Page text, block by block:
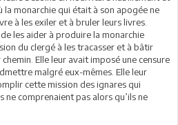
monarchie qui était à son apogée ne
à les exiler et à bruler leurs livres.
les aider à produire la monarchie
du clergé à les tracasser et à bâtir
Elle leur avait imposé une censure
malgré eux-mêmes. Elle leur
cette mission des ignares qui
ne comprenaient pas alors qu’ils ne